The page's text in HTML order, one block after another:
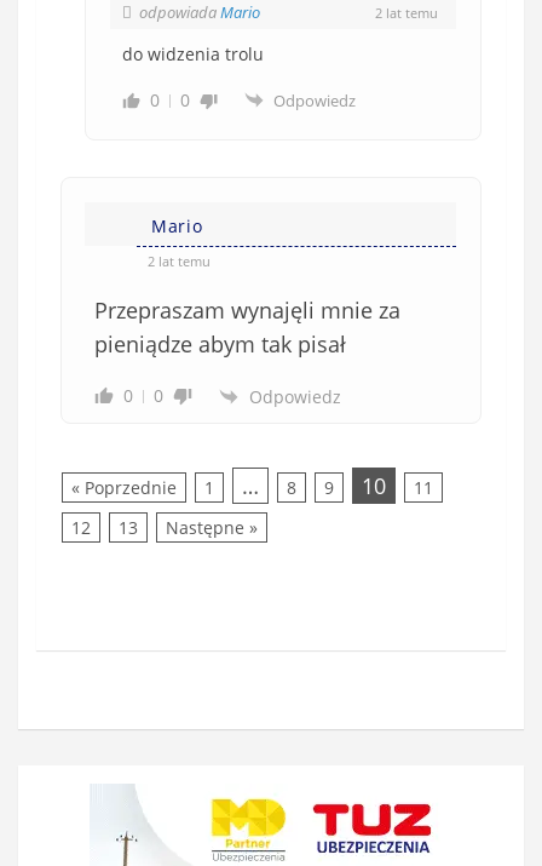
odpowiadaMario 2 lat temu
do widzenia trolu
0
0 Odpowiedz
Mario
2 lat temu
Przepraszam wynajęli mnie za
pieniądze abym tak pisał
0 0 Odpowiedz
« Poprzednie 1 … 8 9 10
11
12
13 Następne »